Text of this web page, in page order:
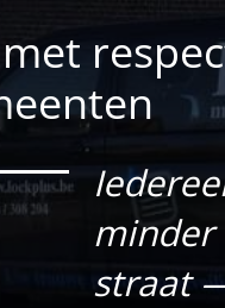
minder
straat